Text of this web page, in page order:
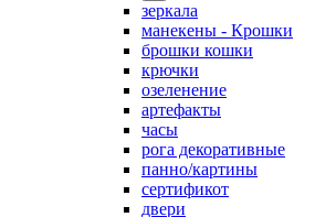
зеркала
манекены - Крошки
брошки кошки
крючки
озеленение
артефакты
часы
рога декоративные
панно/картины
сертификот
двери